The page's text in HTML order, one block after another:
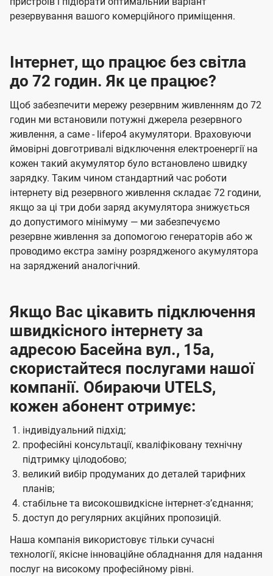
резервування вашого комерційного приміщення.
Інтернет, що працює без світла
до 72 годин. Як це працює?
Щоб забезпечити мережу резервним живленням до 72
годин ми встановили потужні джерела резервного
живлення, а саме - lifepo4 акумулятори. Враховуючи
ймовірні довготривалі відключення електроенергії на
кожен такий акумулятор було встановлено швидку
зарядку. Таким чином стандартний час роботи
інтернету від резервного живлення складає 72 години,
якщо за ці три доби заряд акумулятора знижується
до допустимого мінімуму — ми забезпечуємо
резервне живлення за допомогою генераторів або ж
проводимо екстра заміну розрядженого акумулятора
на заряджений аналогічний.
Якщо Вас цікавить підключення
швидкісного інтернету за
адресою Басейна вул., 15а,
скористайтеся послугами нашої
компанії. Обираючи UTELS,
кожен абонент отримує:
індивідуальний підхід;
професійні консультації, кваліфіковану технічну
підтримку цілодобово;
великий вибір продуманих до деталей тарифних
планів;
стабільне та високошвидкісне інтернет-зʼєднання;
доступ до регулярних акційних пропозицій.
Наша компанія використовує тільки сучасні
технології, якісне інноваційне обладнання для надання
послуг на високому професійному рівні.